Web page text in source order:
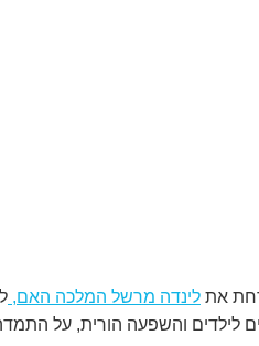
את לינדה מרשל המלכה האם,
לילדים והשפעה הורית, על התמדה